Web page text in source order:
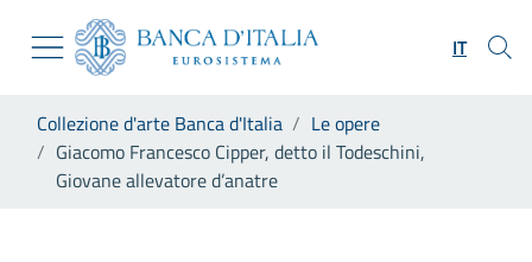
Skip to Main Content
Vai al sito istituzionale
Vai al menu di navigazione
Vai alla ricerca
Vai al footer
IT
Collezione d'arte Banca d'Italia
Le opere
Giacomo Francesco Cipper, detto il Todeschini,
Giovane allevatore d’anatre